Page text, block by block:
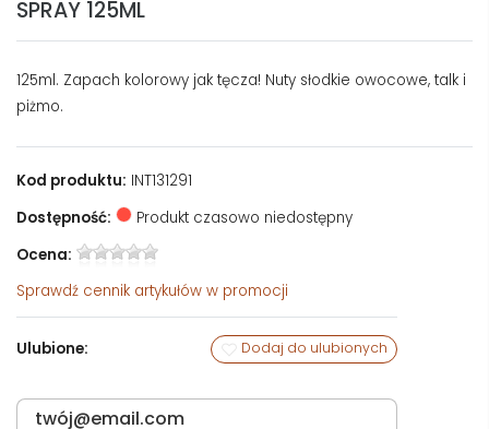
SPRAY 125ML
125ml. Zapach kolorowy jak tęcza! Nuty słodkie owocowe, talk i
piżmo.
Kod produktu: INT131291
Dostępność:
Produkt czasowo niedostępny
Ocena:
Sprawdź cennik artykułów w promocji
Ulubione: Dodaj do ulubionych